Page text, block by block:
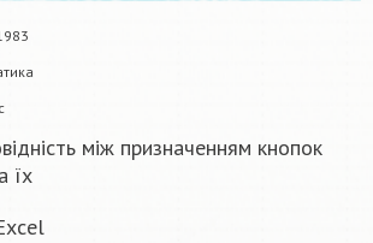
між призначенням кнопок
їх